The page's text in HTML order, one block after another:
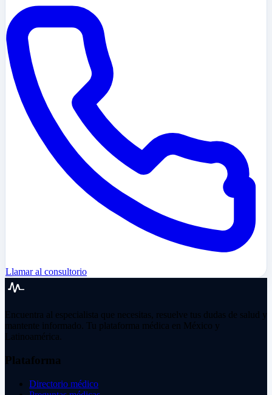
Llamar al consultorio
Encuentra al especialista que necesitas, resuelve tus dudas de salud y
mantente informado. Tu plataforma médica en México y
Latinoamérica.
Plataforma
Directorio médico